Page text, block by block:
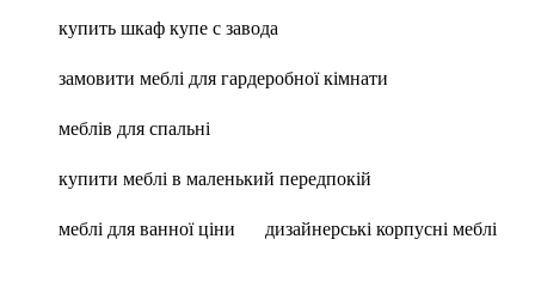
купить шкаф купе с завода
замовити меблі для гардеробної кімнати
меблів для спальні
купити меблі в маленький передпокій
меблі для ванної ціни
дизайнерські корпусні меблі